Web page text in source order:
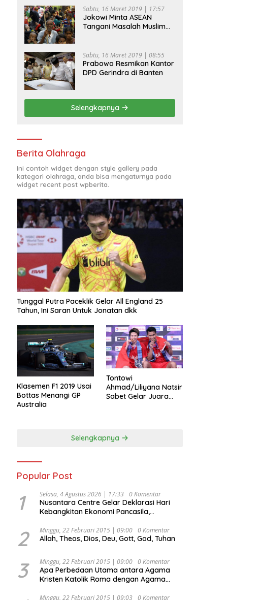
Sabtu, 16 Maret 2019 | 17:57
Jokowi Minta ASEAN
Tangani Masalah Muslim
Sabtu, 16 Maret 2019 | 08:55
Prabowo Resmikan Kantor
DPD Gerindra di Banten
Selengkapnya
Berita Olahraga
Ini contoh widget dengan style gallery pada
kategori olahraga, anda bisa mengaturnya pada
widget recent post wpberita.
Tunggal Putra Paceklik Gelar All England 25
Tahun, Ini Saran Untuk Jonatan dkk
Klasemen F1 2019 Usai
Bottas Menangi GP
Australia
Tontowi
Ahmad/Liliyana Natsir
Sabet Gelar Juara
Selengkapnya
Popular Post
1 Selasa, 4 Agustus 2026 | 17:33 0 Komentar
Nusantara Centre Gelar Deklarasi Hari
Kebangkitan Ekonomi Pancasila,
Djojohadikusumo Anti Penjajahan
(Pergolakan Ekonomi Politik Indonesia) &
Undang Perekonomian Nasional dan
Kesejahteraan Sosial dalam Menata
Bangsa Menuju Indonesia Emas 2045”,
2 Minggu, 22 Februari 2015 | 09:00 0 Komentar
Allah, Theos, Dios, Deu, Gott, God, Tuhan
3 Minggu, 22 Februari 2015 | 09:00 0 Komentar
Apa Perbedaan Utama antara Agama
Kristen Katolik Roma dengan Agama
Minggu, 22 Februari 2015 | 09:03 0 Komentar